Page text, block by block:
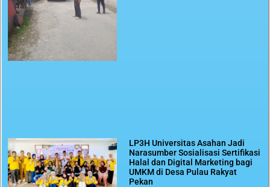
LP3H Universitas Asahan Jadi
Narasumber Sosialisasi Sertifikasi
Halal dan Digital Marketing bagi
UMKM di Desa Pulau Rakyat
Pekan